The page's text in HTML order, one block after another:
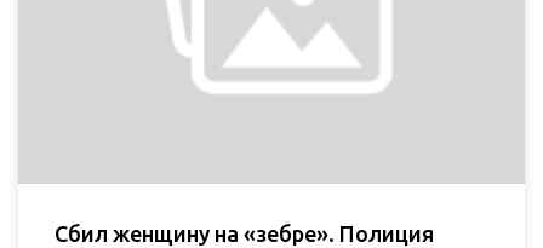
Сбил женщину на «зебре». Полиция